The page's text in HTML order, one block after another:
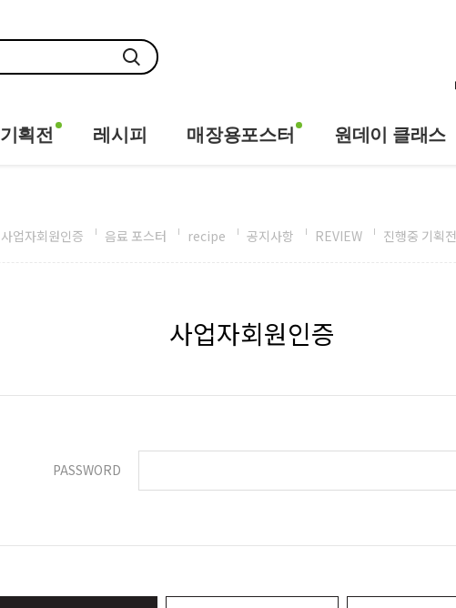
기획전 레시피 매장용포스터 원데이 클래스
사업자회원인증 음료 포스터 recipe 공지사항 REVIEW 진행중 기획전
사업자회원인증
PASSWORD